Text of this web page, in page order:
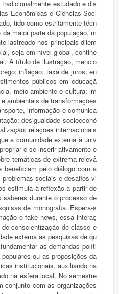
estudado e dis
Econômicas e Ciências Soci
tido como estritamente técn
maior parte da população, m
lastreado nos principais dilem
seja em nível global, contine
A título de ilustração, mencio
inflação; taxa de juros; en
públicos em educaçã
meio ambiente e cultura; im
ambientais de transformações
informação e comunica
desigualdade socioeconô
relações internacionais
a comunidade externa à univ
e se inserir ativamente e
temáticas de extrema relevâ
pelo diálogo com a
sociais e desafios vi
estimula à reflexão a partir de
durante o processo de
de monografia. Espera-s
e fake news, essa interaç
conscientização de classe e
externa às pesquisas de qu
as demandas políti
ou as proposições da
institucionais, auxiliando na
na esfera local. No semestre
conjunto com as organizações